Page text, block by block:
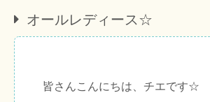
オールレディース☆
皆さんこんにちは、チエです☆